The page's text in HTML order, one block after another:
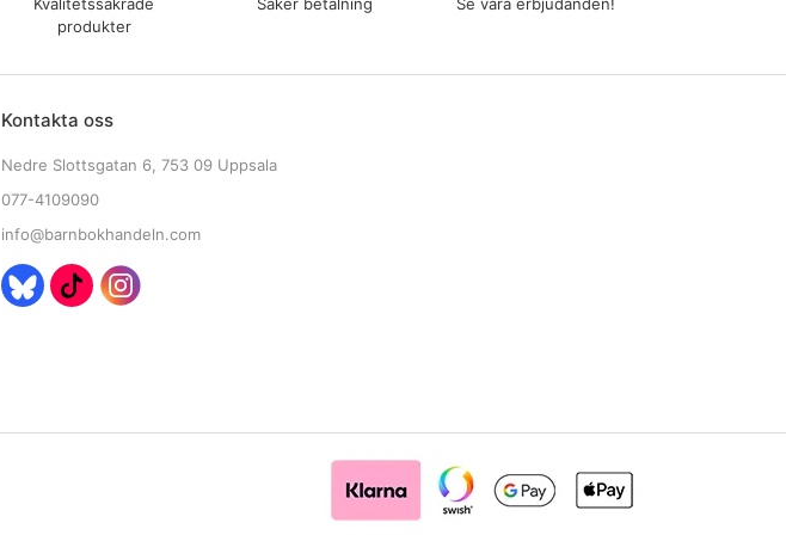
produkter
Kontakta oss
Nedre Slottsgatan 6, 753 09 Uppsala
077-4109090
info@barnbokhandeln.com